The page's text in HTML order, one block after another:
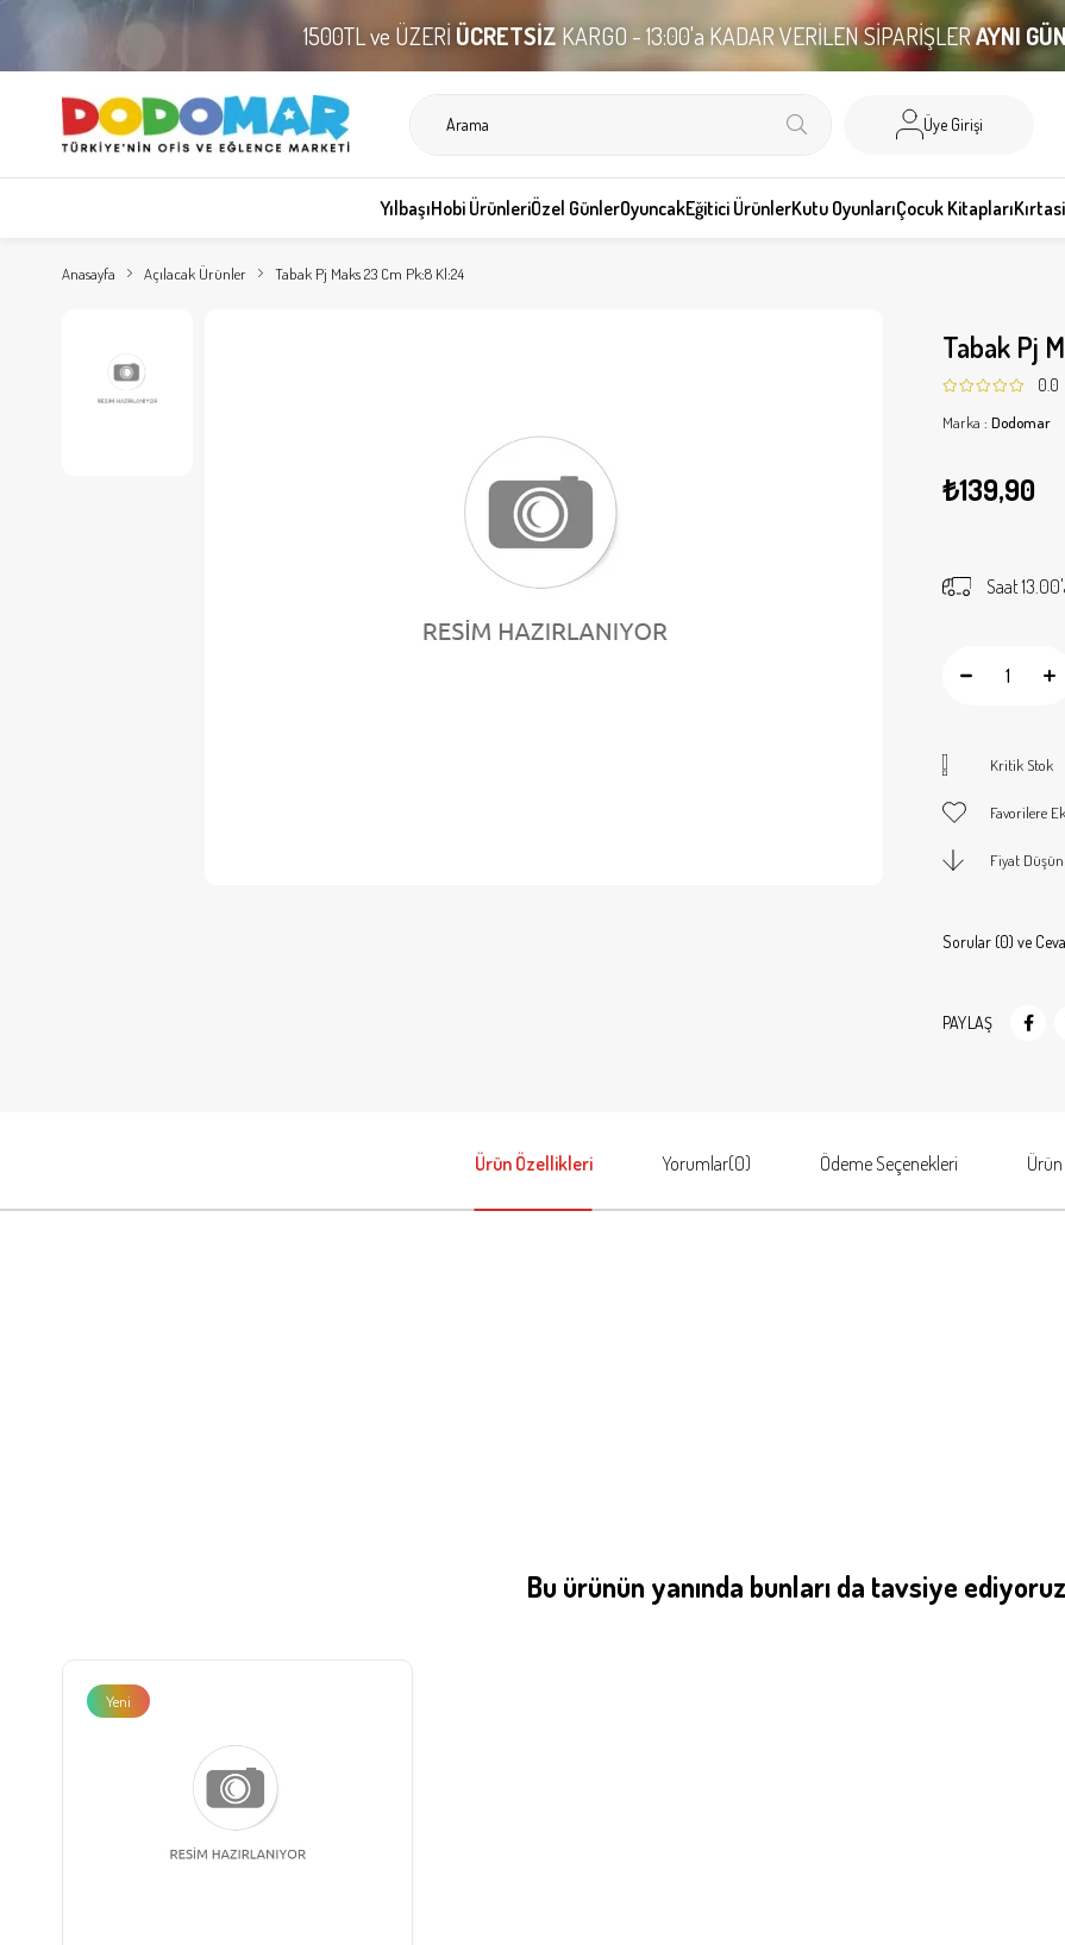
1500TL ve ÜZERİ ÜCRETSİZ KARGO - 13:00'a KADAR VERİLEN SİPARİŞLERAYNI GÜN
Üye Girişi
YılbaşıHobi ÜrünleriÖzel GünlerOyuncakEğitici ÜrünlerKutu OyunlarıÇocuk Kitapları
Anasayfa Açılacak Ürünler Tabak Pj Maks 23 Cm Pk:8 Kl:24
Tabak Pj
0.0
Marka : Dodomar
₺139,90
Saat
Kritik Stok
Favorilere
Fiyat
Sorular (0) ve
PAYLAŞ
Ürün Özellikleri Yorumlar(0) Ödeme Seçenekleri
Bu ürünün yanında bunları da tavsiye
Yeni